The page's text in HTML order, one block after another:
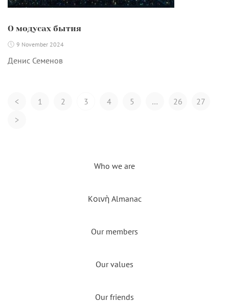
О модусах бытия
9 November 2024
Денис Семенов
Posts
< 1 2 3 4 5 … 26
27
>
Who we are
Kοινὴ Almanac
Our members
Our values
Our friends